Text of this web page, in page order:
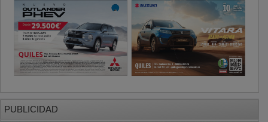
PUBLICIDAD